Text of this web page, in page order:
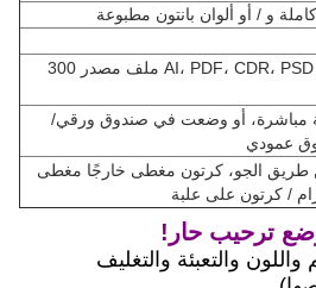
و / أو ألوان بانتون مطبوعة
شعار مخصص مقبول، AI، PDF، CDR، PSD ملف مصدر 300
مباشرة، أو وضعت في صندوق ورقي/
عمودي
طريق الجو، كرتون مغطى خارجًا مغطى
/ كرتون على علبة
ترحيب حار!
والتعبئة والتغليف